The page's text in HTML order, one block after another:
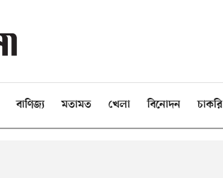
বাণিজ্য মতামত খেলা বিনোদন চাকরি